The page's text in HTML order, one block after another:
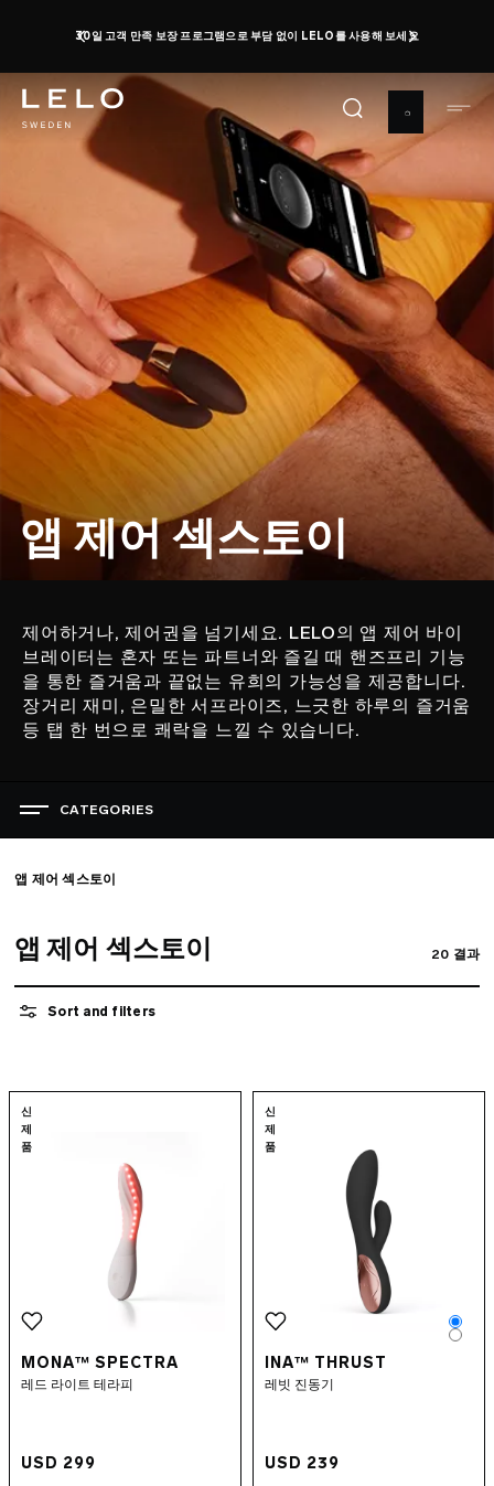
콘
츠
너
지금 구매하기
앱 제어 섹스토이
설
명
제어하거나, 제어권을 넘기세요. LELO의 앱 제어 바이
브레이터는 혼자 또는 파트너와 즐길 때 핸즈프리 기능
을 통한 즐거움과 끝없는 유희의 가능성을 제공합니다.
장거리 재미, 은밀한 서프라이즈, 느긋한 하루의 즐거움
등 탭 한 번으로 쾌락을 느낄 수 있습니다.
CATEGORIES
베스트셀러 섹스 토이
커플용 섹스 토이
럭셔리 섹스 토이
LELO MAKEUP™
퀴어 픽
앱 제어 섹스토이
앱 제어 섹스토이 20 결과
Sort and filters
MONA™ Spectra
신
제
품
MONA™ SPECTRA
레드 라이트 테라피
USD 299
신
제
품
INA™ THRUST
레빗 진동기
USD 239